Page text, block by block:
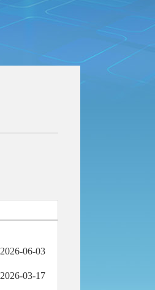
2026-06-03
2026-03-17